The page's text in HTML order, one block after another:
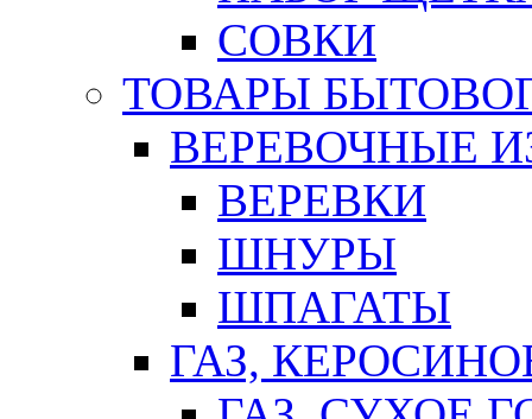
СОВКИ
ТОВАРЫ
ВЕРЕВОЧНЫЕ
ВЕРЕВКИ
ШНУРЫ
ШПАГАТЫ
ГАЗ,